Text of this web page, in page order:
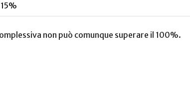
15%
non può comunque superare il 100%.